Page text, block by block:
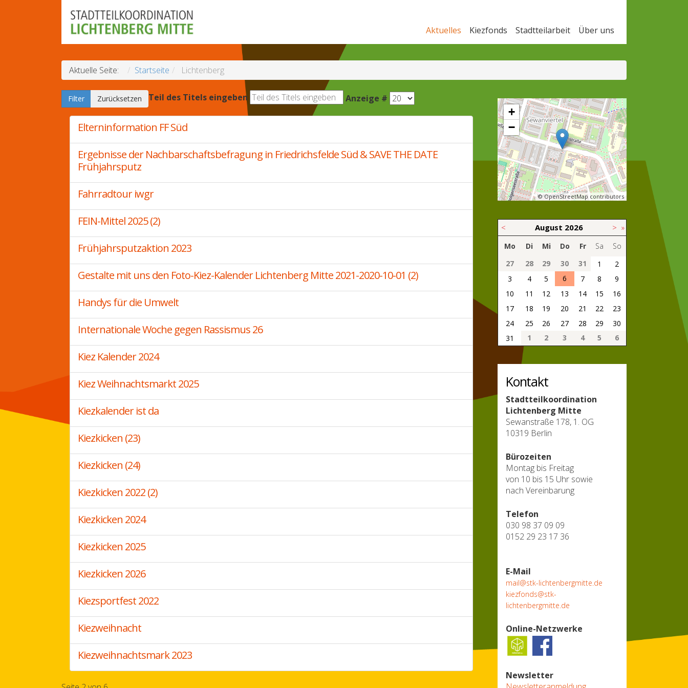
Aktuelles Kiezfonds Stadtteilarbeit Über uns
Aktuelle Seite: Startseite Lichtenberg
Teil des Titels eingeben
Filter Zurücksetzen Anzeige #
Elterninformation FF Süd
Ergebnisse der Nachbarschaftsbefragung in Friedrichsfelde Süd & SAVE THE DATE
Frühjahrsputz
Fahrradtour iwgr
FEIN-Mittel 2025 (2)
Frühjahrsputzaktion 2023
Gestalte mit uns den Foto-Kiez-Kalender Lichtenberg Mitte 2021-2020-10-01 (2)
Handys für die Umwelt
Internationale Woche gegen Rassismus 26
Kiez Kalender 2024
Kiez Weihnachtsmarkt 2025
Kiezkalender ist da
Kiezkicken (23)
Kiezkicken (24)
Kiezkicken 2022 (2)
Kiezkicken 2024
Kiezkicken 2025
Kiezkicken 2026
Kiezsportfest 2022
Kiezweihnacht
Kiezweihnachtsmark 2023
+
−
© OpenStreetMap contributors
< August 2026 > »
Mo Di Mi Do Fr Sa
So
27
28 29 30 31 1
2
3
4 5 6 7 8
9
10
11 12 13 14 15
16
17
18 19 20 21 22
23
24
25 26 27 28 29
30
31
1 2 3 4 5 6
Kontakt
Stadtteilkoordination
Lichtenberg Mitte
Sewanstraße 178, 1. OG
10319 Berlin
Bürozeiten
Montag bis Freitag
von 10 bis 15 Uhr sowie
nach Vereinbarung
Telefon
030 98 37 09 09
0152 29 23 17 36
E-Mail
mail@stk-lichtenbergmitte.de
kiezfonds@stk-
lichtenbergmitte.de
Online-Netzwerke
Newsletter